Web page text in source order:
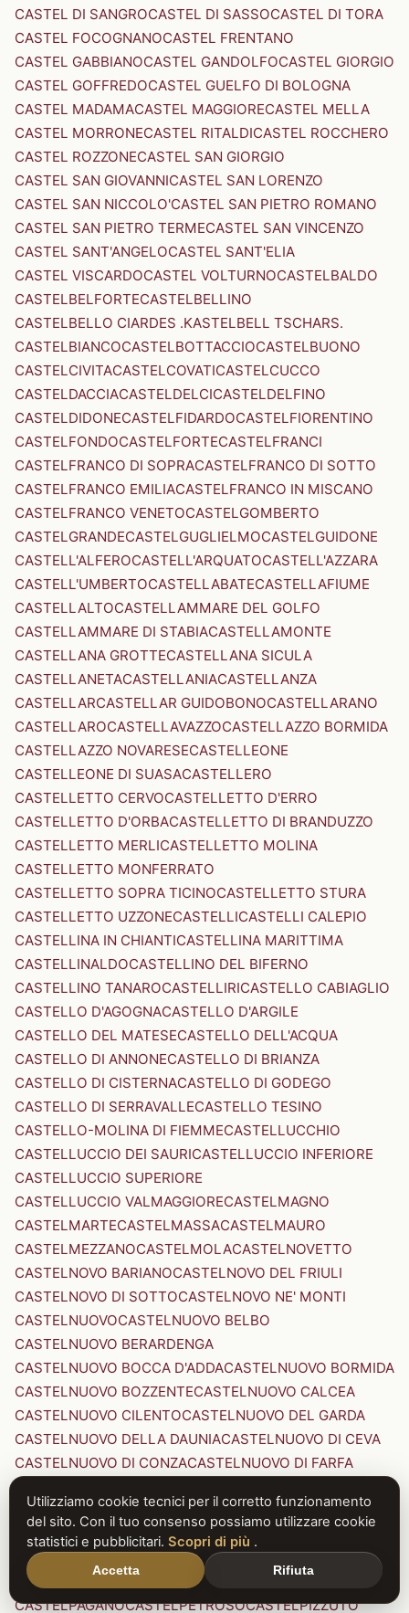
CASTEL DI SANGROCASTEL DI SASSOCASTEL DI TORA
CASTEL FOCOGNANOCASTEL FRENTANO
CASTEL GABBIANOCASTEL GANDOLFOCASTEL GIORGIO
CASTEL GOFFREDOCASTEL GUELFO DI BOLOGNA
CASTEL MADAMACASTEL MAGGIORECASTEL MELLA
CASTEL MORRONECASTEL RITALDICASTEL ROCCHERO
CASTEL ROZZONECASTEL SAN GIORGIO
CASTEL SAN GIOVANNICASTEL SAN LORENZO
CASTEL SAN NICCOLO'CASTEL SAN PIETRO ROMANO
CASTEL SAN PIETRO TERMECASTEL SAN VINCENZO
CASTEL SANT'ANGELOCASTEL SANT'ELIA
CASTEL VISCARDOCASTEL VOLTURNOCASTELBALDO
CASTELBELFORTECASTELBELLINO
CASTELBELLO CIARDES .KASTELBELL TSCHARS.
CASTELBIANCOCASTELBOTTACCIOCASTELBUONO
CASTELCIVITACASTELCOVATICASTELCUCCO
CASTELDACCIACASTELDELCICASTELDELFINO
CASTELDIDONECASTELFIDARDOCASTELFIORENTINO
CASTELFONDOCASTELFORTECASTELFRANCI
CASTELFRANCO DI SOPRACASTELFRANCO DI SOTTO
CASTELFRANCO EMILIACASTELFRANCO IN MISCANO
CASTELFRANCO VENETOCASTELGOMBERTO
CASTELGRANDECASTELGUGLIELMOCASTELGUIDONE
CASTELL'ALFEROCASTELL'ARQUATOCASTELL'AZZARA
CASTELL'UMBERTOCASTELLABATECASTELLAFIUME
CASTELLALTOCASTELLAMMARE DEL GOLFO
CASTELLAMMARE DI STABIACASTELLAMONTE
CASTELLANA GROTTECASTELLANA SICULA
CASTELLANETACASTELLANIACASTELLANZA
CASTELLARCASTELLAR GUIDOBONOCASTELLARANO
CASTELLAROCASTELLAVAZZOCASTELLAZZO BORMIDA
CASTELLAZZO NOVARESECASTELLEONE
CASTELLEONE DI SUASACASTELLERO
CASTELLETTO CERVOCASTELLETTO D'ERRO
CASTELLETTO D'ORBACASTELLETTO DI BRANDUZZO
CASTELLETTO MERLICASTELLETTO MOLINA
CASTELLETTO MONFERRATO
CASTELLETTO SOPRA TICINOCASTELLETTO STURA
CASTELLETTO UZZONECASTELLICASTELLI CALEPIO
CASTELLINA IN CHIANTICASTELLINA MARITTIMA
CASTELLINALDOCASTELLINO DEL BIFERNO
CASTELLINO TANAROCASTELLIRICASTELLO CABIAGLIO
CASTELLO D'AGOGNACASTELLO D'ARGILE
CASTELLO DEL MATESECASTELLO DELL'ACQUA
CASTELLO DI ANNONECASTELLO DI BRIANZA
CASTELLO DI CISTERNACASTELLO DI GODEGO
CASTELLO DI SERRAVALLECASTELLO TESINO
CASTELLO-MOLINA DI FIEMMECASTELLUCCHIO
CASTELLUCCIO DEI SAURICASTELLUCCIO INFERIORE
CASTELLUCCIO SUPERIORE
CASTELLUCCIO VALMAGGIORECASTELMAGNO
CASTELMARTECASTELMASSACASTELMAURO
CASTELMEZZANOCASTELMOLACASTELNOVETTO
CASTELNOVO BARIANOCASTELNOVO DEL FRIULI
CASTELNOVO DI SOTTOCASTELNOVO NE' MONTI
CASTELNUOVOCASTELNUOVO BELBO
CASTELNUOVO BERARDENGA
CASTELNUOVO BOCCA D'ADDACASTELNUOVO BORMIDA
CASTELNUOVO BOZZENTECASTELNUOVO CALCEA
CASTELNUOVO CILENTOCASTELNUOVO DEL GARDA
CASTELNUOVO DELLA DAUNIACASTELNUOVO DI CEVA
CASTELNUOVO DI CONZACASTELNUOVO DI FARFA
CASTELNUOVO DI PORTO CASTELNUOVO DON BOSCO
CASTELNUOVO MAGRACASTELNUOVO NIGRA
CASTELNUOVO PARANOCASTELNUOVO RANGONE
CASTELNUOVO SCRIVIA
CASTELNUOVO VAL DI CECINA
CASTELPAGANOCASTELPETROSOCASTELPIZZUTO
Utilizziamo cookie tecnici per il corretto funzionamento
del sito. Con il tuo consenso possiamo utilizzare cookie
statistici e pubblicitari. Scopri di più .
Accetta Rifiuta